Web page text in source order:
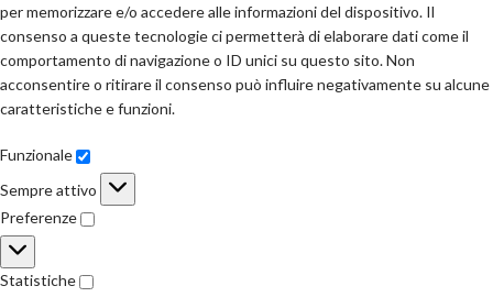
per memorizzare e/o accedere alle informazioni del dispositivo. Il
consenso a queste tecnologie ci permetterà di elaborare dati come il
comportamento di navigazione o ID unici su questo sito. Non
acconsentire o ritirare il consenso può influire negativamente su alcune
caratteristiche e funzioni.
Funzionale
Sempre attivo
Preferenze
Statistiche